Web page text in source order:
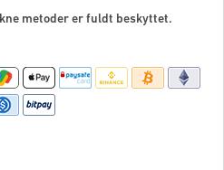
metoder er fuldt beskyttet.